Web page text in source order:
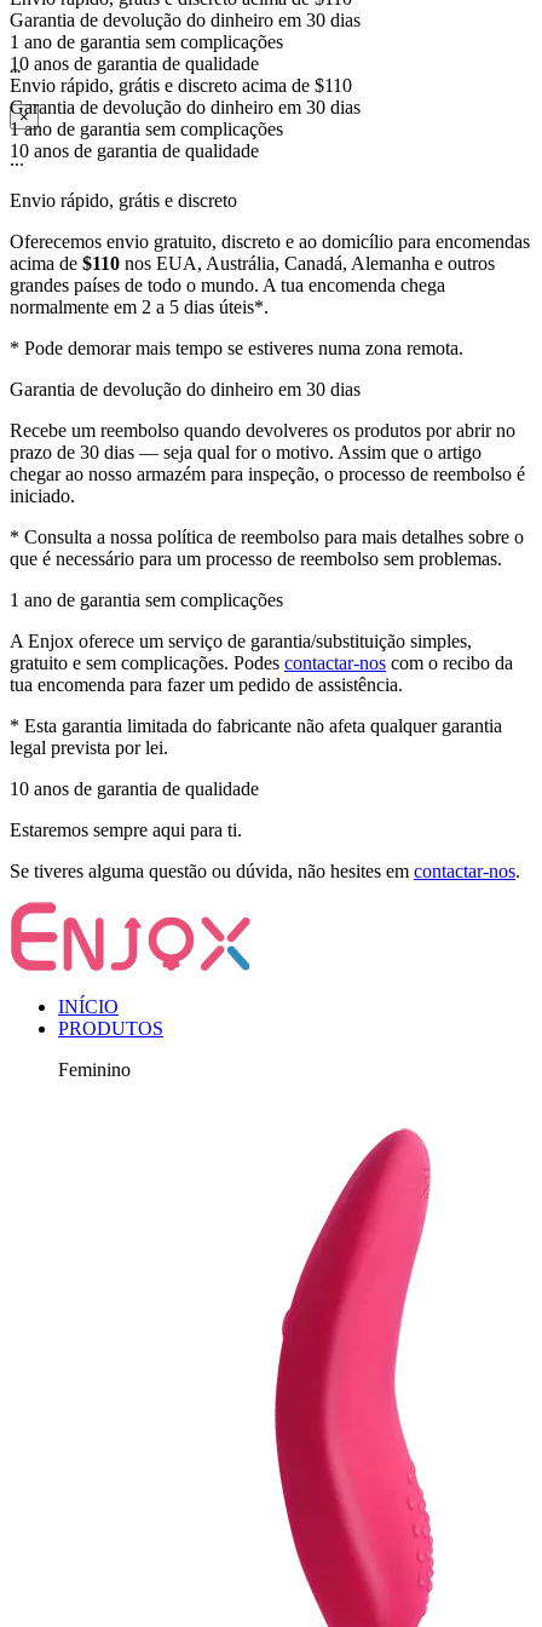
1 ano de garantia sem complicações
10 anos de garantia de qualidade
Envio rápido, grátis e discreto acima de $110
Garantia de devolução do dinheiro em 30 dias
1 ano de garantia sem complicações
10 anos de garantia de qualidade
...
×
...
Envio rápido, grátis e discreto
Oferecemos envio gratuito, discreto e ao domicílio para encomendas
acima de $110 nos EUA, Austrália, Canadá, Alemanha e outros
grandes países de todo o mundo. A tua encomenda chega
normalmente em 2 a 5 dias úteis*.
* Pode demorar mais tempo se estiveres numa zona remota.
Garantia de devolução do dinheiro em 30 dias
Recebe um reembolso quando devolveres os produtos por abrir no
prazo de 30 dias — seja qual for o motivo. Assim que o artigo
chegar ao nosso armazém para inspeção, o processo de reembolso é
iniciado.
* Consulta a nossa política de reembolso para mais detalhes sobre o
que é necessário para um processo de reembolso sem problemas.
1 ano de garantia sem complicações
A Enjox oferece um serviço de garantia/substituição simples,
gratuito e sem complicações. Podes contactar-nos com o recibo da
tua encomenda para fazer um pedido de assistência.
* Esta garantia limitada do fabricante não afeta qualquer garantia
legal prevista por lei.
10 anos de garantia de qualidade
Estaremos sempre aqui para ti.
Se tiveres alguma questão ou dúvida, não hesites em contactar-nos.
INÍCIO
PRODUTOS
Feminino